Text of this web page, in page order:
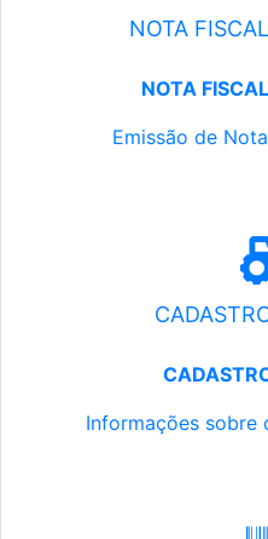
NOTA
NOTA
Emissão de
Informações sobre